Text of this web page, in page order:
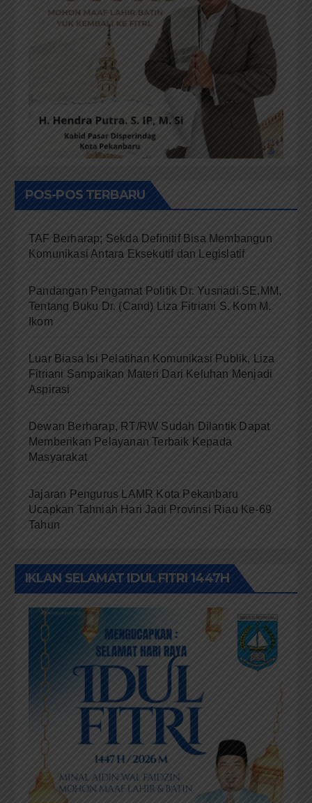
POS-POS TERBARU
TAF Berharap; Sekda Definitif Bisa Membangun
Komunikasi Antara Eksekutif dan Legislatif
Pandangan Pengamat Politik Dr. Yusriadi.SE.MM,
Tentang Buku Dr. (Cand) Liza Fitriani S. Kom M.
Ikom
Luar Biasa Isi Pelatihan Komunikasi Publik, Liza
Fitriani Sampaikan Materi Dari Keluhan Menjadi
Aspirasi
Dewan Berharap, RT/RW Sudah Dilantik Dapat
Memberikan Pelayanan Terbaik Kepada
Masyarakat
Jajaran Pengurus LAMR Kota Pekanbaru
Ucapkan Tahniah Hari Jadi Provinsi Riau Ke-69
Tahun
IKLAN SELAMAT IDUL FITRI 1447H